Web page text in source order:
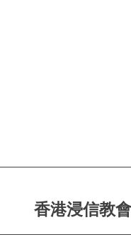
香港浸信教